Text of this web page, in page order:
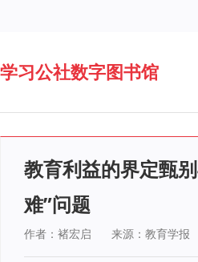
学习公社数字图书馆
教育利益的界定甄
难”问题
作者：褚宏启 来源：教育学报